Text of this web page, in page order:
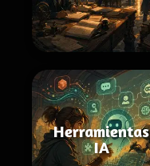
Herramientas
IA